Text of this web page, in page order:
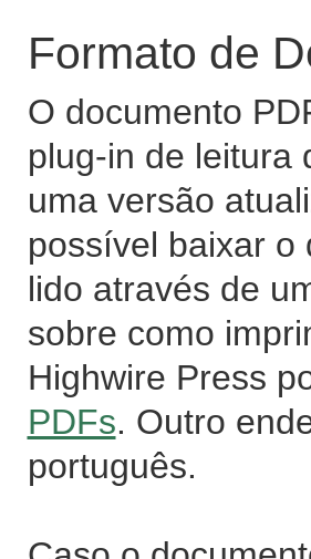
Formato de
O documento
plug-in de leitura
uma versão
possível baixar o
lido através de
sobre como
Highwire Press
PDFs. Outro
português.